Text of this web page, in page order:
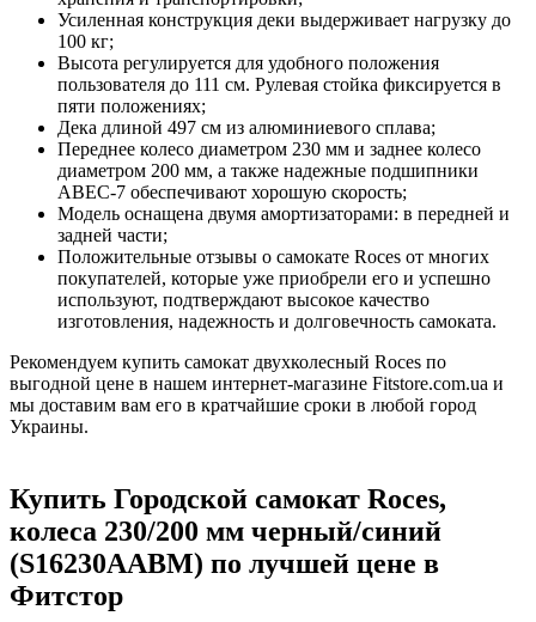
Усиленная конструкция деки выдерживает нагрузку до
100 кг;
Высота регулируется для удобного положения
пользователя до 111 см. Рулевая стойка фиксируется в
пяти положениях;
Дека длиной 497 см из алюминиевого сплава;
Переднее колесо диаметром 230 мм и заднее колесо
диаметром 200 мм, а также надежные подшипники
ABEC-7 обеспечивают хорошую скорость;
Модель оснащена двумя амортизаторами: в передней и
задней части;
Положительные отзывы о самокате Roces от многих
покупателей, которые уже приобрели его и успешно
используют, подтверждают высокое качество
изготовления, надежность и долговечность самоката.
Рекомендуем купить самокат двухколесный Roces по
выгодной цене в нашем интернет-магазине Fitstore.com.ua и
мы доставим вам его в кратчайшие сроки в любой город
Украины.
Купить Городской самокат Roces,
колеса 230/200 мм черный/синий
(S16230AABM) по лучшей цене в
Фитстор